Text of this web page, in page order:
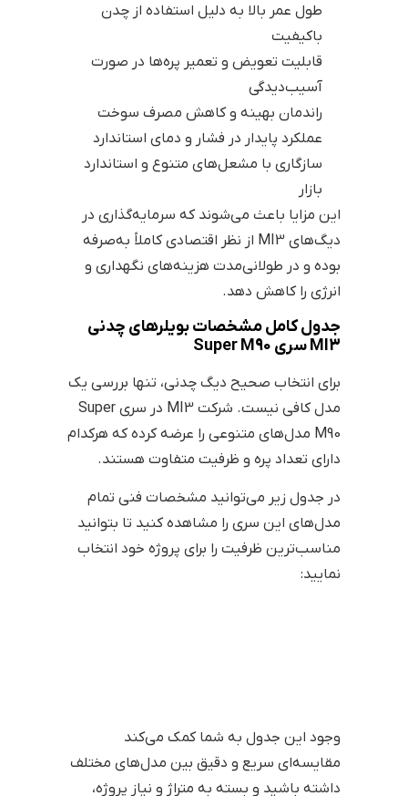
طول عمر بالا به دلیل استفاده از چدن
باکیفیت
قابلیت تعویض و تعمیر پره‌ها در صورت
آسیب‌دیدگی
راندمان بهینه و کاهش مصرف سوخت
عملکرد پایدار در فشار و دمای استاندارد
سازگاری با مشعل‌های متنوع و استاندارد
بازار
این مزایا باعث می‌شوند که سرمایه‌گذاری در
دیگ‌های MI3 از نظر اقتصادی کاملاً به‌صرفه
بوده و در طولانی‌مدت هزینه‌های نگهداری و
انرژی را کاهش دهد.
جدول کامل مشخصات بویلرهای چدنی
MI3 سری Super M90
برای انتخاب صحیح دیگ چدنی، تنها بررسی یک
مدل کافی نیست. شرکت MI3 در سری Super
M90 مدل‌های متنوعی را عرضه کرده که هرکدام
دارای تعداد پره و ظرفیت متفاوت هستند.
در جدول زیر می‌توانید مشخصات فنی تمام
مدل‌های این سری را مشاهده کنید تا بتوانید
مناسب‌ترین ظرفیت را برای پروژه خود انتخاب
نمایید:
وجود این جدول به شما کمک می‌کند
مقایسه‌ای سریع و دقیق بین مدل‌های مختلف
داشته باشید و بسته به متراژ و نیاز پروژه،